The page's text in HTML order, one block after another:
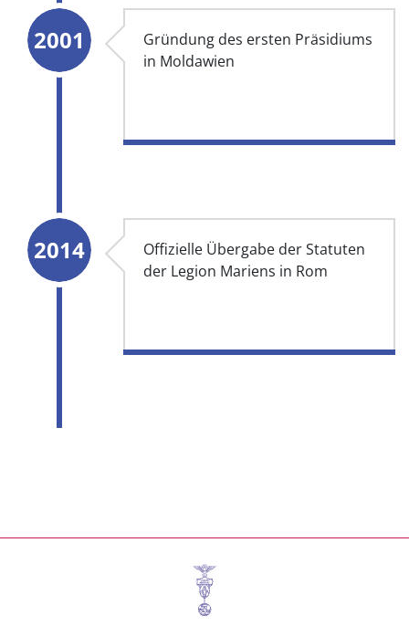
Gründung des ersten Präsidiums
in Moldawien
2001
Offizielle Übergabe der Statuten
der Legion Mariens in Rom
2014